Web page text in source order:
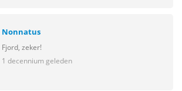
Nonnatus
Fjord, zeker!
1 decennium geleden